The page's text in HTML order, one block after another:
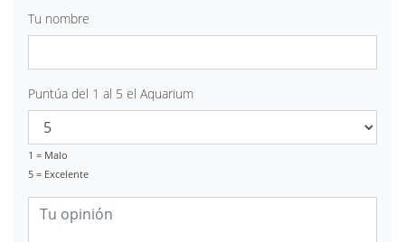
Tu nombre
Puntúa del 1 al 5 el Aquarium
1 = Malo
5 = Excelente